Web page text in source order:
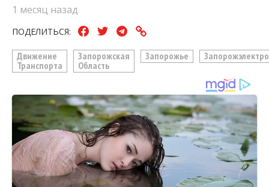
1 месяц назад
ПОДЕЛИТЬСЯ:
Движение
Транспорта
Запорожская
Область
Запорожье